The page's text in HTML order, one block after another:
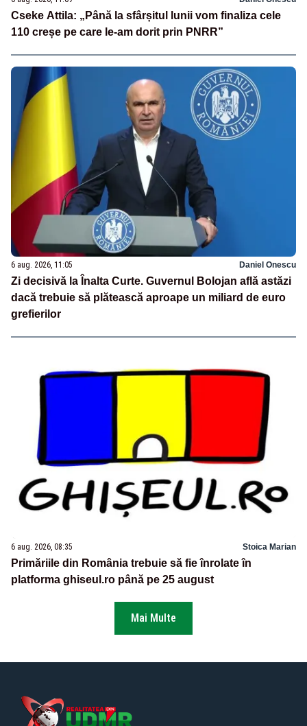
Cseke Attila: „Până la sfârșitul lunii vom finaliza cele
110 creșe pe care le-am dorit prin PNRR”
6 aug. 2026, 11:05 Daniel Onescu
Zi decisivă la Înalta Curte. Guvernul Bolojan află astăzi
dacă trebuie să plătească aproape un miliard de euro
grefierilor
6 aug. 2026, 08:35 Stoica Marian
Primăriile din România trebuie să fie înrolate în
platforma ghiseul.ro până pe 25 august
Mai Multe